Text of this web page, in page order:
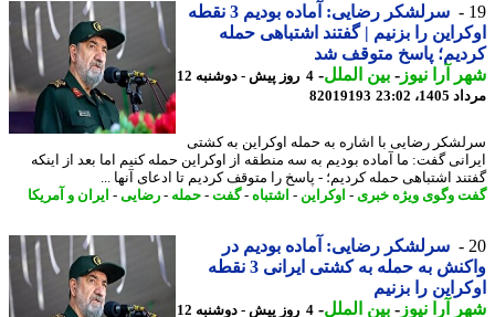
سرلشکر رضایی: آماده بودیم 3 نقطه
را بزنیم | گفتند اشتباهی حمله
پاسخ متوقف شد
آرا نیوز-بین الملل-
4 روز پیش - دوشنبه 12
23:02
82019193
رضایی با اشاره به حمله اوکراین به کشتی
گفت: ما آماده بودیم به سه منطقه از اوکراین حمله کنیم اما بعد از اینکه
اشتباهی حمله کردیم؛ - پاسخ را متوقف کردیم تا ادعای آنها ...
وگوی ویژه خبری- اوکراین- اشتباه-گفت-حمله-رضایی-ایران و آمریکا
سرلشکر رضایی: آماده بودیم در
واکنش به حمله به کشتی ایرانی 3 نقطه
را بزنیم
آرا نیوز-بین الملل-
4 روز پیش - دوشنبه 12